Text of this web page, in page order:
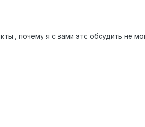
, почему я с вами это обсудить не